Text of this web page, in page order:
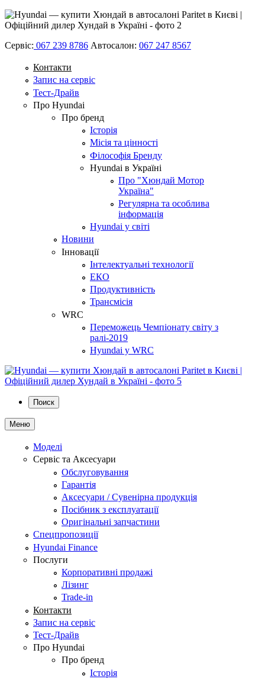
Сервіс: 067 239 8786 Автосалон: 067 247 8567
Контакти
Запис на сервіс
Тест-Драйв
Про Hyundai
Про бренд
Історія
Місія та цінності
Філософія Бренду
Hyundai в Україні
Про "Хюндай Мотор
Україна"
Регулярна та особлива
інформація
Hyundai у світі
Новини
Інновації
Інтелектуальні технології
ЕКО
Продуктивність
Трансмісія
WRC
Переможець Чемпіонату світу з
ралі-2019
Hyundai у WRC
Поиск
Меню
Моделі
Сервіс та Аксесуари
Обслуговування
Гарантія
Аксесуари / Сувенірна продукція
Посібник з експлуатації
Оригінальні запчастини
Спецпропозиції
Hyundai Finance
Послуги
Корпоративні продажі
Лізинг
Trade-in
Контакти
Запис на сервіс
Тест-Драйв
Про Hyundai
Про бренд
Історія